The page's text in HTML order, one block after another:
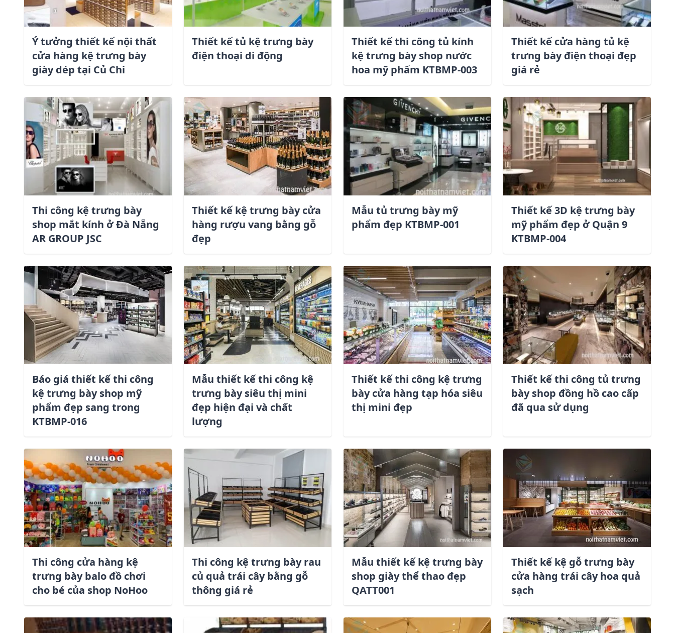
Ý tưởng thiết kế nội thất
cửa hàng kệ trưng bày
giày dép tại Củ Chi
Thiết kế tủ kệ trưng bày
điện thoại di động
Thiết kế thi công tủ kính
kệ trưng bày shop nước
hoa mỹ phẩm KTBMP-003
Thiết kế cửa hàng tủ kệ
trưng bày điện thoại đẹp
giá rẻ
Thi công kệ trưng bày
shop mắt kính ở Đà Nẵng
AR GROUP JSC
Thiết kế kệ trưng bày cửa
hàng rượu vang bằng gỗ
đẹp
Mẫu tủ trưng bày mỹ
phẩm đẹp KTBMP-001
Thiết kế 3D kệ trưng bày
mỹ phẩm đẹp ở Quận 9
KTBMP-004
Báo giá thiết kế thi công
kệ trưng bày shop mỹ
phẩm đẹp sang trong
KTBMP-016
Mẫu thiết kế thi công kệ
trưng bày siêu thị mini
đẹp hiện đại và chất
lượng
Thiết kế thi công kệ trưng
bày cửa hàng tạp hóa siêu
thị mini đẹp
Thiết kế thi công tủ trưng
bày shop đồng hồ cao cấp
đã qua sử dụng
Thi công cửa hàng kệ
trưng bày balo đồ chơi
cho bé của shop NoHoo
Thi công kệ trưng bày rau
củ quả trái cây bằng gỗ
thông giá rẻ
Mẫu thiết kế kệ trưng bày
shop giày thể thao đẹp
QATT001
Thiết kế kệ gỗ trưng bày
cửa hàng trái cây hoa quả
sạch
Chi tiết dự án *